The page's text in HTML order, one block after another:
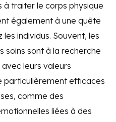
à traiter le corps physique
également à une quête
individus. Souvent, les
soins sont à la recherche
leurs valeurs
particulièrement efficaces
comme des
liées à des